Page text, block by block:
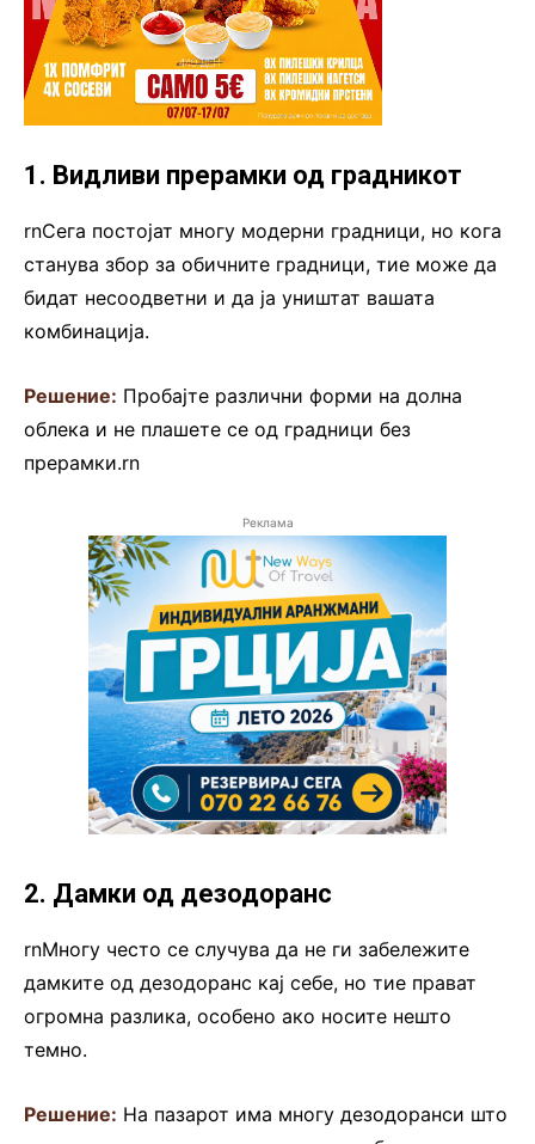
1. Видливи прерамки од градникот
rnСега постојат многу модерни градници, но кога
станува збор за обичните градници, тие може да
бидат несоодветни и да ја уништат вашата
комбинација.
Решение: Пробајте различни форми на долна
облека и не плашете се од градници без
прерамки.rn
Реклама
2. Дамки од дезодоранс
rnМногу често се случува да не ги забележите
дамките од дезодоранс кај себе, но тие прават
огромна разлика, особено ако носите нешто
темно.
Решение: На пазарот има многу дезодоранси што